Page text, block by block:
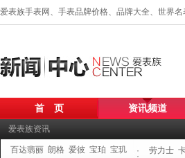
爱表族手表网、手表品牌价格、品牌大全、世界
首 页 资讯频道
爱表族资讯
百达翡丽 朗格 爱彼 宝珀 宝玑
劳力士